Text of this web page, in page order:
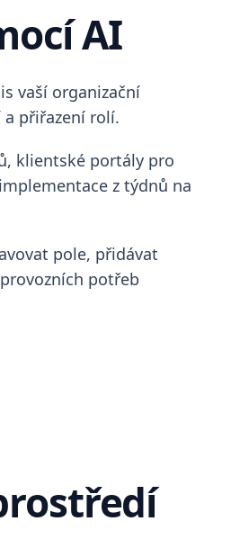
AI
vaší organizační
přiřazení rolí.
klientské portály pro
z týdnů na
pole, přidávat
potřeb